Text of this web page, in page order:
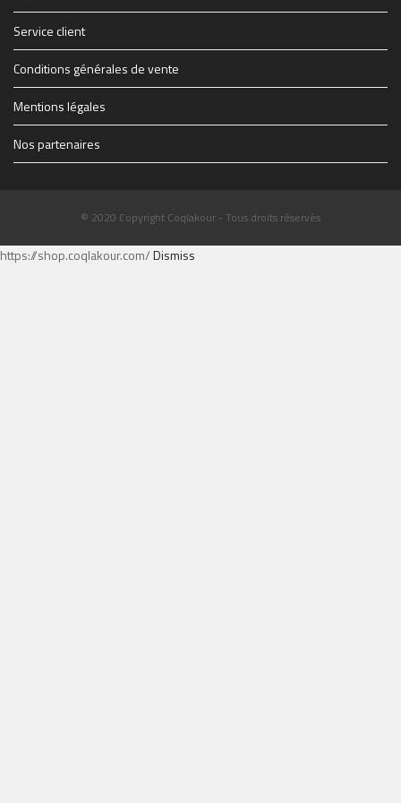
Service client
Conditions générales de vente
Mentions légales
Nos partenaires
© 2020 Copyright Coqlakour - Tous droits réservés
https://shop.coqlakour.com/Dismiss